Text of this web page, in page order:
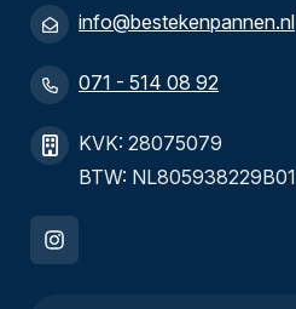
info@bestekenpannen.nl
071 - 514 08 92
KVK: 28075079
BTW: NL805938229B01